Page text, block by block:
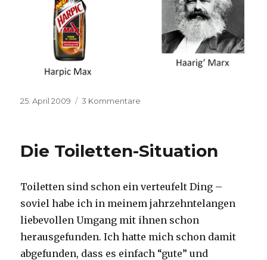
Veröffentlicht
25. April 2009 3 Kommentare
Die Toiletten-Situation
Toiletten sind schon ein verteufelt Ding –
soviel habe ich in meinem jahrzehntelangen
liebevollen Umgang mit ihnen schon
herausgefunden. Ich hatte mich schon damit
abgefunden, dass es einfach “gute” und